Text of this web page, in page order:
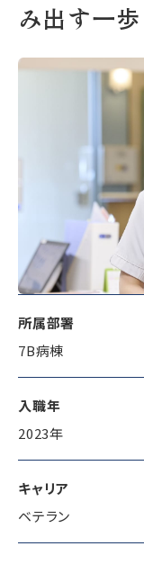
み出す一歩
所属部署
7B病棟
入職年
2023年
キャリア
ベテラン